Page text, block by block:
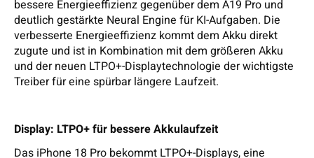
bessere Energieeffizienz gegenüber dem A19 Pro und
deutlich gestärkte Neural Engine für KI-Aufgaben. Die
verbesserte Energieeffizienz kommt dem Akku direkt
zugute und ist in Kombination mit dem größeren Akku
und der neuen LTPO+-Displaytechnologie der wichtigste
Treiber für eine spürbar längere Laufzeit.
Display: LTPO+ für bessere Akkulaufzeit
Das iPhone 18 Pro bekommt LTPO+-Displays, eine